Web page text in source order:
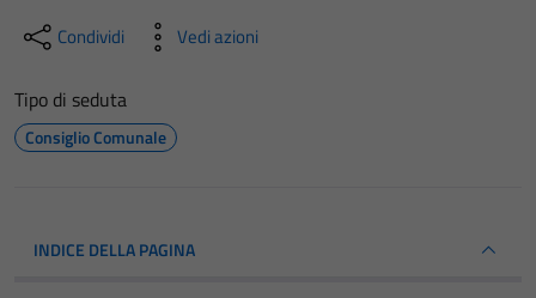
Condividi Vedi azioni
Tipo di seduta
Consiglio Comunale
INDICE DELLA PAGINA